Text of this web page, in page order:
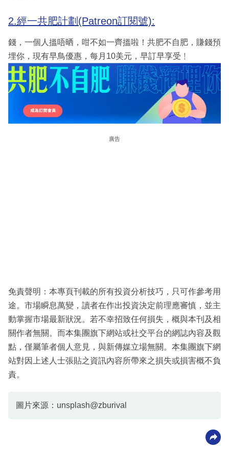
2.經一共肥計劃(Patreon訂閱號):
錢，一個人搵唔晒，咁不如一齊搵啦！共肥不自肥，賺錢預
埋你，現有早鳥優惠，每月10美元，早訂早享受﹗
廣告
免責聲明：本專頁刊載的所有投資分析技巧，只可作參考用
途。市場瞬息萬變，讀者在作出投資決定前理應審慎，並主
動掌握市場最新狀況。若不幸招致任何損失，概與本刊及相
關作者無關。而本集團旗下網站或社交平台的網誌內容及觀
點，僅屬筆者個人意見，與新傳媒立場無關。本集團旗下網
站對因上述人士張貼之資訊內容所帶來之損失或損害概不負
責。
圖片來源：unsplash@zburival